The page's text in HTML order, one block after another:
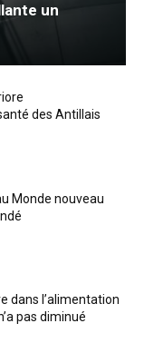
un
des Antillais
Monde nouveau
dans l’alimentation
pas diminué